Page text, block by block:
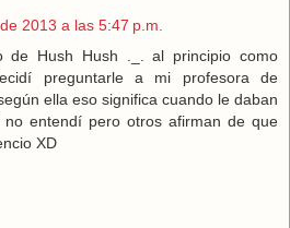
2013 a las 5:47 p.m.
de Hush Hush ._. al principio como
preguntarle a mi profesora de
ella eso significa cuando le daban
entendí pero otros afirman de que
XD